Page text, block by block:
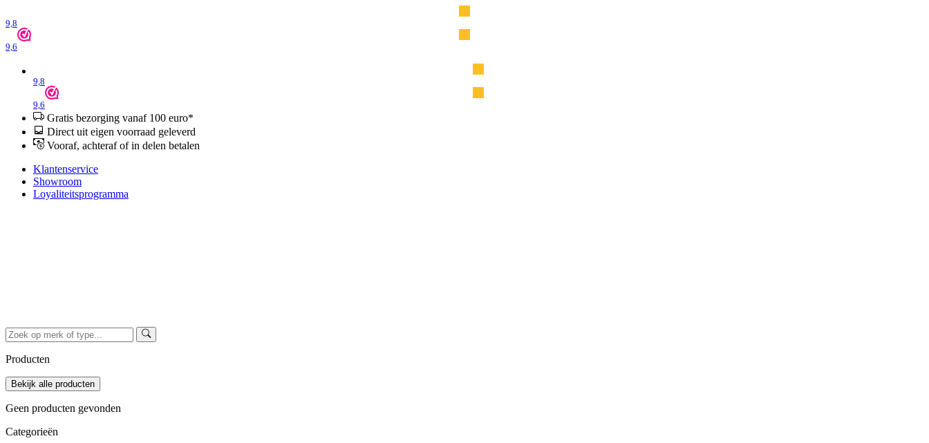
9,8
9,6
9,8
9,6
Gratis bezorging vanaf 100 euro*
Direct uit eigen voorraad geleverd
Vooraf, achteraf of in delen betalen
Klantenservice
Showroom
Loyaliteitsprogramma
Producten
Geen producten gevonden
Categorieën